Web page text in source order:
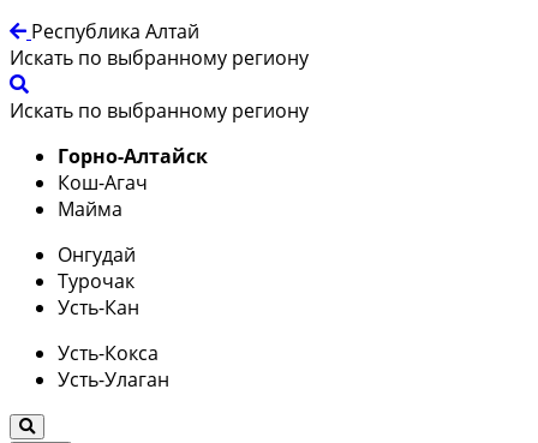
Республика Алтай
Искать по выбранному региону
Искать по выбранному региону
Горно-Алтайск
Кош-Агач
Майма
Онгудай
Турочак
Усть-Кан
Усть-Кокса
Усть-Улаган